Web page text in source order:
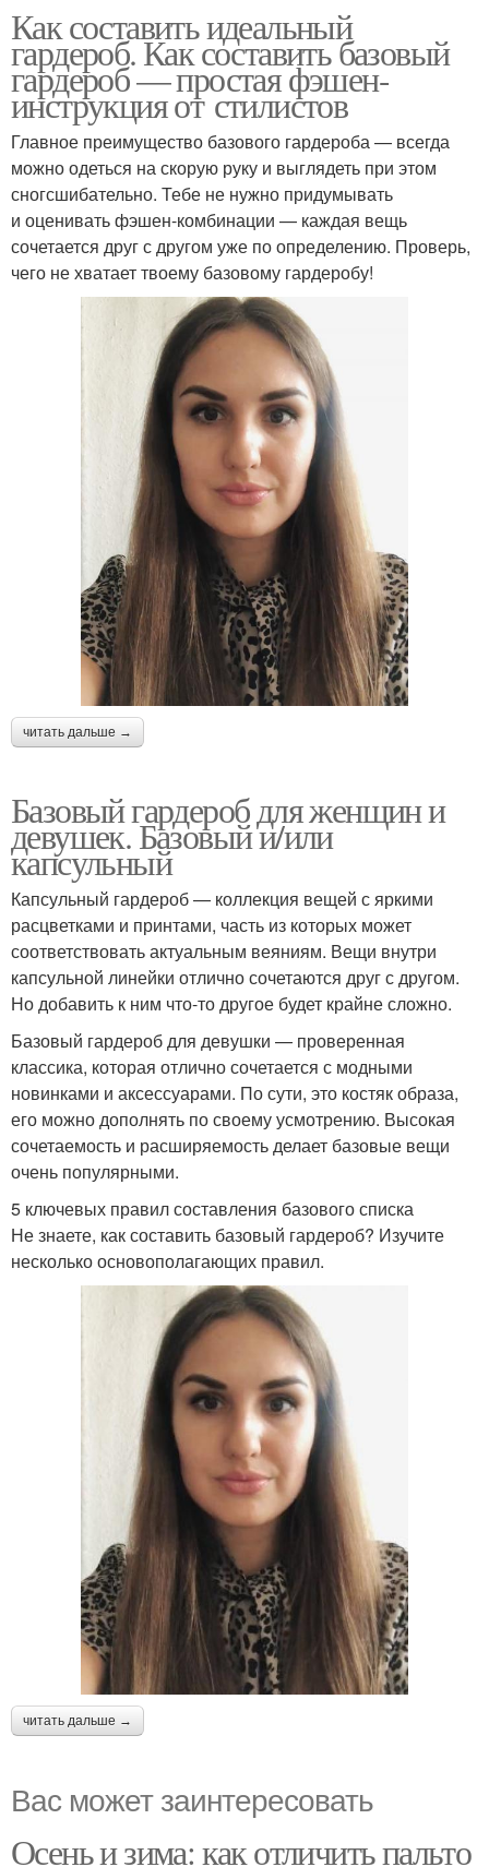
Как составить идеальный
гардероб. Как составить базовый
гардероб — простая фэшен-
инструкция от стилистов
Главное преимущество базового гардероба — всегда
можно одеться на скорую руку и выглядеть при этом
сногсшибательно. Тебе не нужно придумывать
и оценивать фэшен-комбинации — каждая вещь
сочетается друг с другом уже по определению. Проверь,
чего не хватает твоему базовому гардеробу!
читать дальше →
Базовый гардероб для женщин и
девушек. Базовый и/или
капсульный
Капсульный гардероб — коллекция вещей с яркими
расцветками и принтами, часть из которых может
соответствовать актуальным веяниям. Вещи внутри
капсульной линейки отлично сочетаются друг с другом.
Но добавить к ним что-то другое будет крайне сложно.
Базовый гардероб для девушки — проверенная
классика, которая отлично сочетается с модными
новинками и аксессуарами. По сути, это костяк образа,
его можно дополнять по своему усмотрению. Высокая
сочетаемость и расширяемость делает базовые вещи
очень популярными.
5 ключевых правил составления базового списка
Не знаете, как составить базовый гардероб? Изучите
несколько основополагающих правил.
читать дальше →
Вас может заинтересовать
Осень и зима: как отличить пальто